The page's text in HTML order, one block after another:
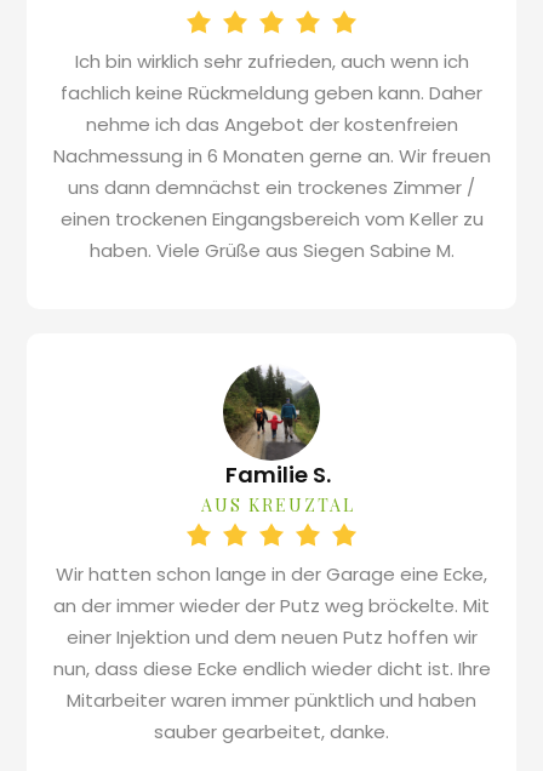
Ich bin wirklich sehr zufrieden, auch wenn ich
fachlich keine Rückmeldung geben kann. Daher
nehme ich das Angebot der kostenfreien
Nachmessung in 6 Monaten gerne an. Wir freuen
uns dann demnächst ein trockenes Zimmer /
einen trockenen Eingangsbereich vom Keller zu
haben. Viele Grüße aus Siegen Sabine M.
Familie S.
AUS KREUZTAL
Wir hatten schon lange in der Garage eine Ecke,
an der immer wieder der Putz weg bröckelte. Mit
einer Injektion und dem neuen Putz hoffen wir
nun, dass diese Ecke endlich wieder dicht ist. Ihre
Mitarbeiter waren immer pünktlich und haben
sauber gearbeitet, danke.